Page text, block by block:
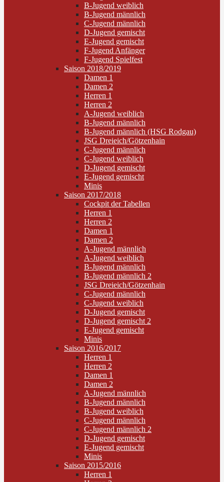
B-Jugend weiblich
B-Jugend männlich
C-Jugend männlich
D-Jugend gemischt
E-Jugend gemischt
F-Jugend Anfänger
F-Jugend Spielfest
Saison 2018/2019
Damen 1
Damen 2
Herren 1
Herren 2
A-Jugend weiblich
B-Jugend männlich
B-Jugend männlich (HSG Rodgau)
JSG Dreieich/Götzenhain
C-Jugend männlich
C-Jugend weiblich
D-Jugend gemischt
E-Jugend gemischt
Minis
Saison 2017/2018
Cockpit der Tabellen
Herren 1
Herren 2
Damen 1
Damen 2
A-Jugend männlich
A-Jugend weiblich
B-Jugend männlich
B-Jugend männlich 2
JSG Dreieich/Götzenhain
C-Jugend männlich
C-Jugend weiblich
D-Jugend gemischt
D-Jugend gemischt 2
E-Jugend gemischt
Minis
Saison 2016/2017
Herren 1
Herren 2
Damen 1
Damen 2
A-Jugend männlich
B-Jugend männlich
B-Jugend weiblich
C-Jugend männlich
C-Jugend männlich 2
D-Jugend gemischt
E-Jugend gemischt
Minis
Saison 2015/2016
Herren 1